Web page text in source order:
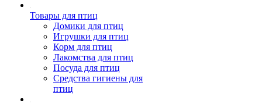
Товары для птиц
Домики для птиц
Игрушки для птиц
Корм для птиц
Лакомства для птиц
Посуда для птиц
Средства гигиены для
птиц